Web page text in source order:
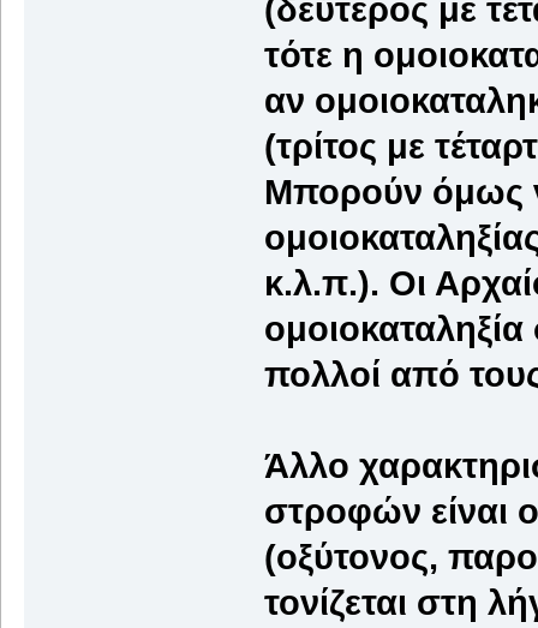
(δεύτερος με
τότε η
αν
(τρίτος με
Μπορούν όμως
κ.λ.π.). Οι
πολλοί από
Άλλο
στροφών είναι
(οξύτονος,
τονίζεται στη